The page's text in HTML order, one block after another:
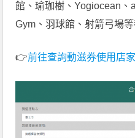
館、瑜珈樹、Yogiocean、
Gym、羽球館、射箭弓場等
👉前往查詢動滋券使用店家